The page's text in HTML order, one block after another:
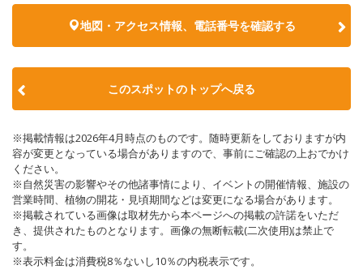
地図・アクセス情報、電話番号を確認する
このスポットのトップへ戻る
※掲載情報は2026年4月時点のものです。随時更新をしておりますが内
容が変更となっている場合がありますので、事前にご確認の上おでかけ
ください。
※自然災害の影響やその他諸事情により、イベントの開催情報、施設の
営業時間、植物の開花・見頃期間などは変更になる場合があります。
※掲載されている画像は取材先から本ページへの掲載の許諾をいただ
き、提供されたものとなります。画像の無断転載(二次使用)は禁止で
す。
※表示料金は消費税8％ないし10％の内税表示です。